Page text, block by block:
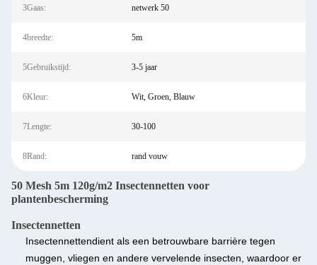
3Gaas: netwerk 50
4breedte: 5m
5Gebruikstijd: 3-5 jaar
6Kleur: Wit, Groen, Blauw
7Lengte: 30-100
8Rand: rand vouw
50 Mesh 5m 120g/m2 Insectennetten voor
plantenbescherming
Insectennetten
Insectennettendient als een betrouwbare barrière tegen
muggen, vliegen en andere vervelende insecten, waardoor er